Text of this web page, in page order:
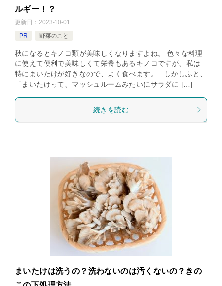
ルギー！？
更新日： 2023-10-01
PR
野菜のこと
秋になるとキノコ類が美味しくなりますよね。 色々な料理
に使えて便利で美味しくて栄養もあるキノコですが、私は
特にまいたけが好きなので、よく食べます。 しかしふと、
「まいたけって、マッシュルームみたいにサラダに […]
続きを読む
まいたけは洗うの？洗わないのは汚くないの？きの